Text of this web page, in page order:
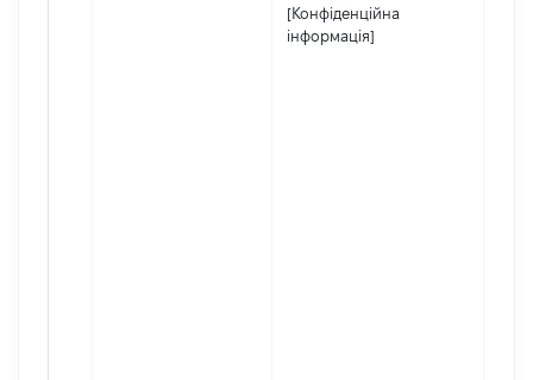
[Конфіденційна
інформація]